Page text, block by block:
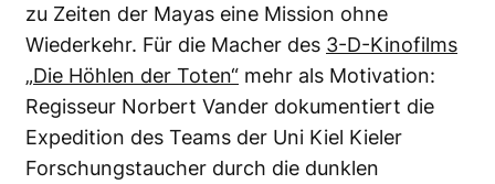
zu Zeiten der Mayas eine Mission ohne
Wiederkehr. Für die Macher des 3-D-Kinofilms
„Die Höhlen der Toten“ mehr als Motivation:
Regisseur Norbert Vander dokumentiert die
Expedition des Teams der Uni Kiel Kieler
Forschungstaucher durch die dunklen